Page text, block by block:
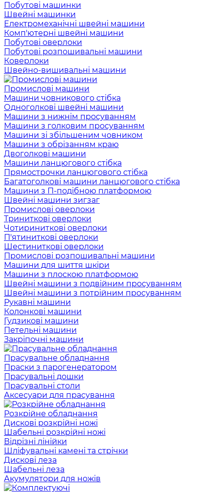
Побутові машинки
Швейні машинки
Електромеханічні швейні машини
Комп'ютерні швейні машини
Побутові оверлоки
Побутові розпошивальні машини
Коверлоки
Швейно-вишивальні машини
Промислові машини
Машини човникового стібка
Одноголкові швейні машини
Машини з нижнім просуванням
Машини з голковим просуванням
Машини зі збільшеним човником
Машини з обрізанням краю
Двоголкові машини
Машини ланцюгового стібка
Прямострочки ланцюгового стібка
Багатоголкові машини ланцюгового стібка
Машини з П-подібною платформою
Швейні машини зигзаг
Промислові оверлоки
Триниткові оверлоки
Чотириниткові оверлоки
П'ятиниткові оверлоки
Шестиниткові оверлоки
Промислові розпошивальні машини
Машини для шиття шкіри
Машини з плоскою платформою
Швейні машини з подвійним просуванням
Швейні машини з потрійним просуванням
Рукавні машини
Колонкові машини
Гудзикові машини
Петельні машини
Закріпочні машини
Прасувальне обладнання
Праски з парогенератором
Прасувальні дошки
Прасувальні столи
Аксесуари для прасування
Розкрійне обладнання
Дискові розкрійні ножі
Шабельні розкрійні ножі
Відрізні лінійки
Шліфувальні камені та стрічки
Дискові леза
Шабельні леза
Акумулятори для ножів